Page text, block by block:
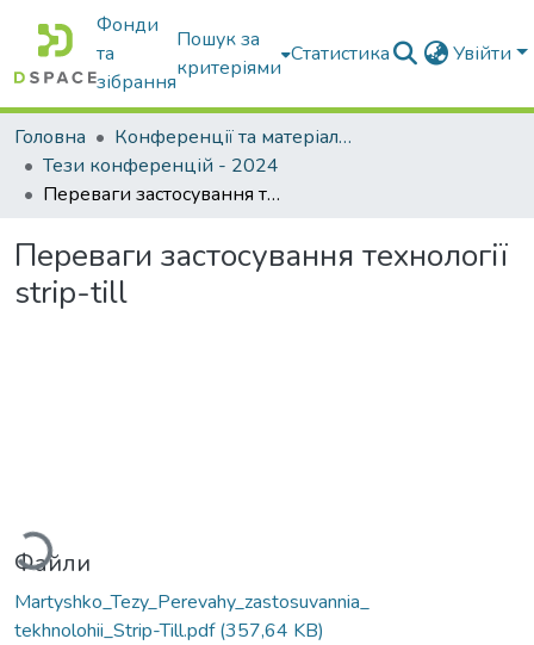
Фонди
та
зібрання
Пошук за
критеріями
Статистика Увійти
Головна
Конференції та матеріали конференцій
Тези конференцій - 2024
Переваги застосування технології strip-till
Переваги застосування технології
strip-till
Файли
Martyshko_Tezy_Perevahy_zastosuvannia_
tekhnolohii_Strip-Till.pdf(357,64 KB)